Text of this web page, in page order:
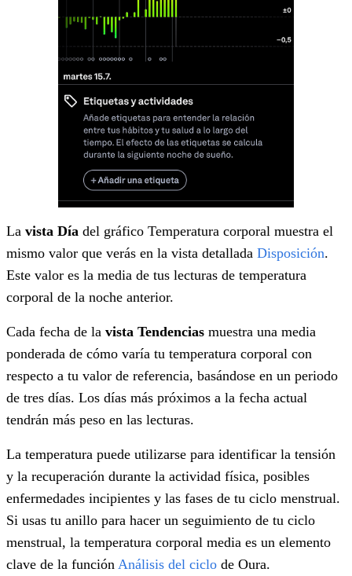
La vista Día del gráfico Temperatura corporal muestra el
mismo valor que verás en la vista detallada Disposición.
Este valor es la media de tus lecturas de temperatura
corporal de la noche anterior.
Cada fecha de la vista Tendencias muestra una media
ponderada de cómo varía tu temperatura corporal con
respecto a tu valor de referencia, basándose en un periodo
de tres días. Los días más próximos a la fecha actual
tendrán más peso en las lecturas.
La temperatura puede utilizarse para identificar la tensión
y la recuperación durante la actividad física, posibles
enfermedades incipientes y las fases de tu ciclo menstrual.
Si usas tu anillo para hacer un seguimiento de tu ciclo
menstrual, la temperatura corporal media es un elemento
clave de la función Análisis del ciclo de Oura.